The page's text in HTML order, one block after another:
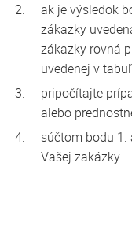
ak je výsledok
zákazky
zákazky rovná
uvedenej v
pripočítajte
alebo
súčtom bodu 1.
Vašej zakázky